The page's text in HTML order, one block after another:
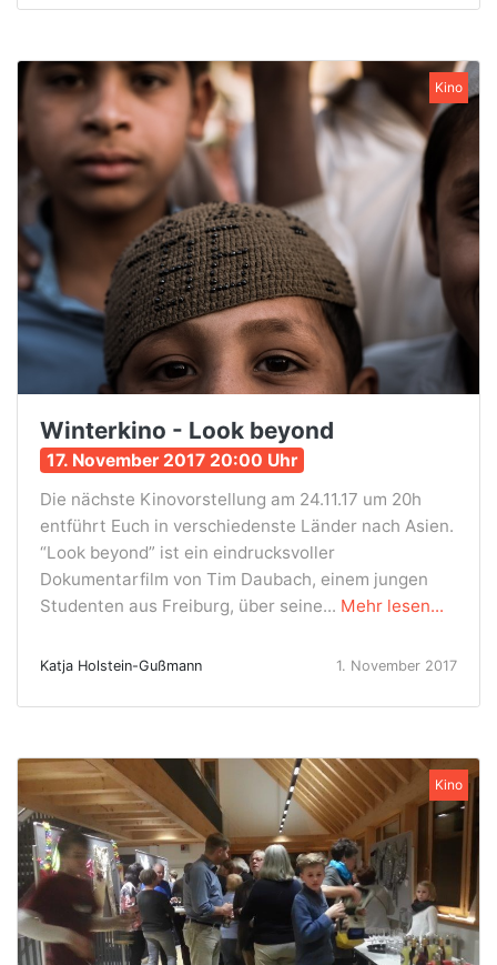
Kino
Winterkino - Look beyond
17. November 2017 20:00 Uhr
Die nächste Kinovorstellung am 24.11.17 um 20h
entführt Euch in verschiedenste Länder nach Asien.
“Look beyond” ist ein eindrucksvoller
Dokumentarfilm von Tim Daubach, einem jungen
Studenten aus Freiburg, über seine... Mehr lesen...
Katja Holstein-Gußmann 1. November 2017
Kino